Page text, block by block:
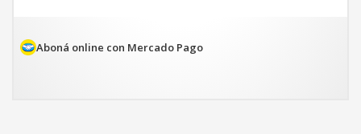
$168.977.$143.630.
Aboná online con Mercado Pago